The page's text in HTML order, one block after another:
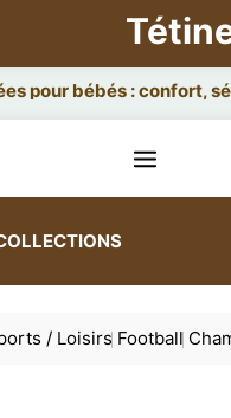
/ Loisirs Football